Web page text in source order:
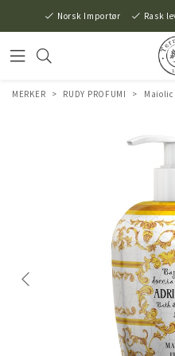
Norsk Importør Rask
MERKER > RUDY PROFUMI >